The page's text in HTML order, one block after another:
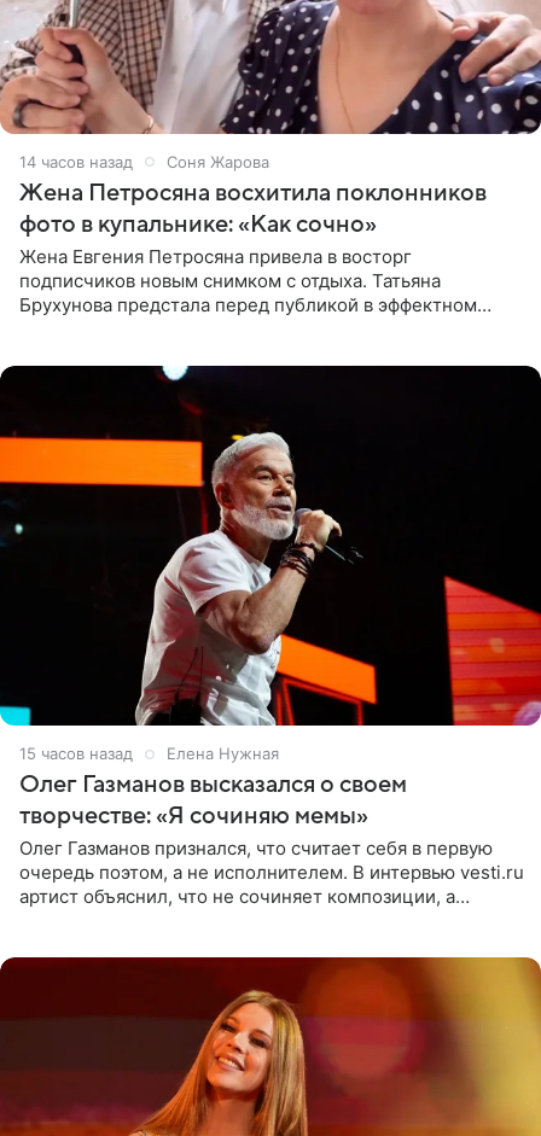
14 часов назад Соня Жарова
Жена Петросяна восхитила поклонников
фото в купальнике: «Как сочно»
Жена Евгения Петросяна привела в восторг
подписчиков новым снимком с отдыха. Татьяна
Брухунова предстала перед публикой в эффектном
15 часов назад Елена Нужная
Олег Газманов высказался о своем
творчестве: «Я сочиняю мемы»
Олег Газманов признался, что считает себя в первую
очередь поэтом, а не исполнителем. В интервью vesti.ru
артист объяснил, что не сочиняет композиции, а